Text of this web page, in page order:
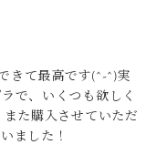
きて最高です(^-^)実
で、いくつも欲しく
た購入させていただ
ました！